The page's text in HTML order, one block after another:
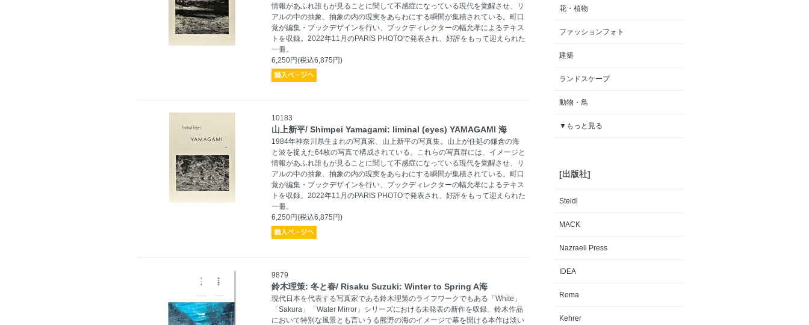
情報があふれ誰もが見ることに関して不感症になっている現代を覚醒させ、リ
アルの中の抽象、抽象の内の現実をあらわにする瞬間が集積されている。町口
覚が編集・ブックデザインを行い、ブックディレクターの幅允孝によるテキス
トを収録。2022年11月のPARIS PHOTOで発表され、好評をもって迎えられた
一冊。
6,250円(税込6,875円)
10183
山上新平/ Shimpei Yamagami: liminal (eyes) YAMAGAMI 海
1984年神奈川県生まれの写真家、山上新平の写真集。山上が住処の鎌倉の海
と波を捉えた64枚の写真で構成されている。これらの写真群には、イメージと
情報があふれ誰もが見ることに関して不感症になっている現代を覚醒させ、リ
アルの中の抽象、抽象の内の現実をあらわにする瞬間が集積されている。町口
覚が編集・ブックデザインを行い、ブックディレクターの幅允孝によるテキス
トを収録。2022年11月のPARIS PHOTOで発表され、好評をもって迎えられた
一冊。
6,250円(税込6,875円)
9879
鈴木理策: 冬と春/ Risaku Suzuki: Winter to Spring A海
現代日本を代表する写真家である鈴木理策のライフワークでもある「White」
「Sakura」「Water Mirror」シリーズにおける未発表の新作を収録。鈴木作品
において特別な風景とも言いうる熊野の海のイメージで幕を開ける本作は淡い
花・植物
ファッションフォト
建築
ランドスケープ
動物・鳥
▼もっと見る
[出版社]
Steidl
MACK
Nazraeli Press
IDEA
Roma
Kehrer